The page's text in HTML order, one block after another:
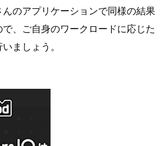
のアプリケーションで同様の結果
、ご自身のワークロードに応じた
ましょう。